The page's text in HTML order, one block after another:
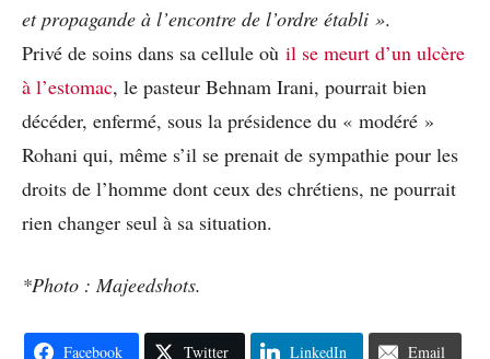
et propagande à l’encontre de l’ordre établi ».
Privé de soins dans sa cellule où il se meurt d’un ulcère
à l’estomac, le pasteur Behnam Irani, pourrait bien
décéder, enfermé, sous la présidence du « modéré »
Rohani qui, même s’il se prenait de sympathie pour les
droits de l’homme dont ceux des chrétiens, ne pourrait
rien changer seul à sa situation.
*Photo : Majeedshots.
Facebook Twitter LinkedIn Email